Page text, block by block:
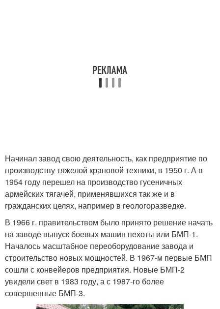
Самодельная кабина Кабина на минитрактор
Культиватор для
самодельного
минитрактора
Окучник для
минитрактора
Погрузчик на
минитрактор
Начинал завод свою деятельность, как предприятие по
производству тяжелой крановой техники, в 1950 г. А в
1954 году перешел на производство гусеничных
армейских тягачей, применявшихся так же и в
гражданских целях, например в геологоразведке.
В 1966 г. правительством было принято решение начать
на заводе выпуск боевых машин пехоты или БМП-1.
Началось масштабное переоборудование завода и
строительство новых мощностей. В 1967-м первые БМП
сошли с конвейеров предприятия. Новые БМП-2
увидели свет в 1983 году, а с 1987-го более
совершенные БМП-3.